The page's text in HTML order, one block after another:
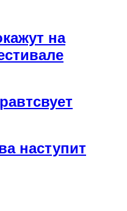
на
наступит